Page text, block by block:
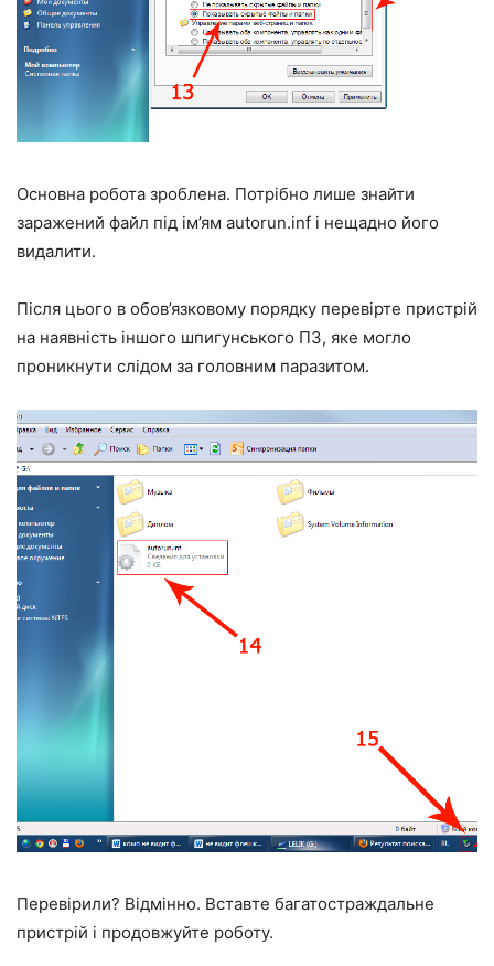
Основна робота зроблена. Потрібно лише знайти
заражений файл під ім’ям autorun.inf і нещадно його
видалити.
Після цього в обов’язковому порядку перевірте пристрій
на наявність іншого шпигунського ПЗ, яке могло
проникнути слідом за головним паразитом.
Перевірили? Відмінно. Вставте багатостраждальне
пристрій і продовжуйте роботу.